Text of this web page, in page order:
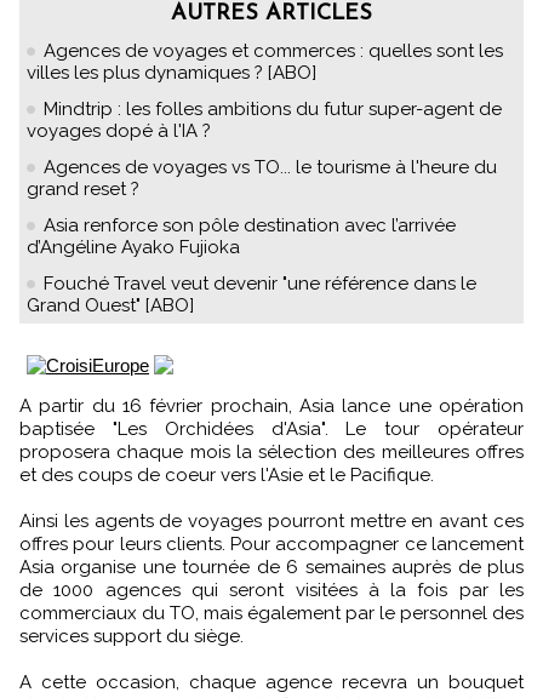
AUTRES ARTICLES
Agences de voyages et commerces : quelles sont les
villes les plus dynamiques ? [ABO]
Mindtrip : les folles ambitions du futur super-agent de
voyages dopé à l'IA ?
Agences de voyages vs TO... le tourisme à l'heure du
grand reset ?
Asia renforce son pôle destination avec l’arrivée
d’Angéline Ayako Fujioka
Fouché Travel veut devenir "une référence dans le
Grand Ouest" [ABO]
A partir du 16 février prochain, Asia lance une opération
baptisée "Les Orchidées d'Asia". Le tour opérateur
proposera chaque mois la sélection des meilleures offres
et des coups de coeur vers l'Asie et le Pacifique.
Ainsi les agents de voyages pourront mettre en avant ces
offres pour leurs clients. Pour accompagner ce lancement
Asia organise une tournée de 6 semaines auprès de plus
de 1000 agences qui seront visitées à la fois par les
commerciaux du TO, mais également par le personnel des
services support du siège.
A cette occasion, chaque agence recevra un bouquet